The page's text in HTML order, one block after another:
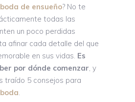
de ensueño? No te
todas las
un poco perdidas
afinar cada detalle del que
en sus vidas. Es
por dónde comenzar, y
traído 5 consejos para
.